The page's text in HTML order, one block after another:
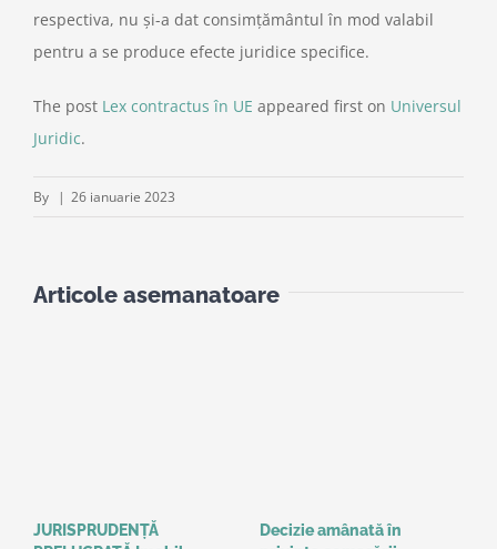
respectiva, nu și-a dat consimțământul în mod valabil
pentru a se produce efecte juridice specifice.
The post Lex contractus în UE appeared first on Universul
Juridic.
By | 26 ianuarie 2023
Articole asemanatoare
JURISPRUDENȚĂ
Decizie amânată în